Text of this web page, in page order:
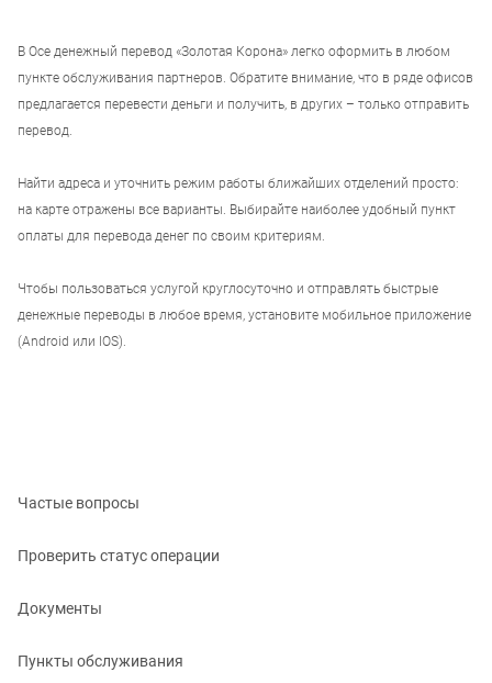
В Осе денежный перевод «Золотая Корона» легко оформить в любом
пункте обслуживания партнеров. Обратите внимание, что в ряде офисов
предлагается перевести деньги и получить, в других – только отправить
перевод.
Найти адреса и уточнить режим работы ближайших отделений просто:
на карте отражены все варианты. Выбирайте наиболее удобный пункт
оплаты для перевода денег по своим критериям.
Чтобы пользоваться услугой круглосуточно и отправлять быстрые
денежные переводы в любое время, установите мобильное приложение
(Android или IOS).
Частые вопросы
Проверить статус операции
Документы
Пункты обслуживания